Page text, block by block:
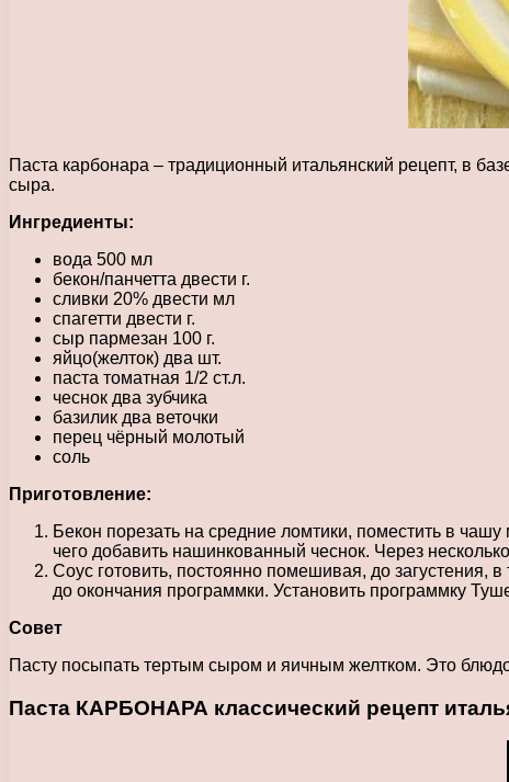
Паста карбонара – традиционный итальянский рецепт, в
сыра.
Ингредиенты:
вода 500 мл
бекон/панчетта двести г.
сливки 20% двести мл
спагетти двести г.
сыр пармезан 100 г.
яйцо(желток) два шт.
паста томатная 1/2 ст.л.
чеснок два зубчика
базилик два веточки
перец чёрный молотый
соль
Приготовление:
Бекон порезать на средние ломтики, поместить в
чего добавить нашинкованный чеснок. Через
Соус готовить, постоянно помешивая, до загустения,
до окончания программки. Установить программку
Совет
Пасту посыпать тертым сыром и яичным желтком. Это
Паста КАРБОНАРА классический рецепт